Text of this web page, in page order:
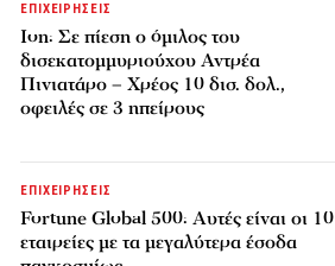
ΕΠΙΧΕΙΡΗΣΕΙΣ
Ion: Σε πίεση ο όμιλος του
δισεκατομμυριούχου Αντρέα
Πινιατάρο – Χρέος 10 δισ. δολ.,
οφειλές σε 3 ηπείρους
ΕΠΙΧΕΙΡΗΣΕΙΣ
Fortune Global 500: Αυτές είναι οι 10
εταιρείες με τα μεγαλύτερα έσοδα